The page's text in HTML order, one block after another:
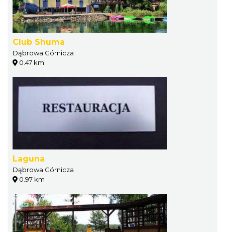
Club Shuma
Dąbrowa Górnicza
0.47 km
Laguna
Dąbrowa Górnicza
0.97 km